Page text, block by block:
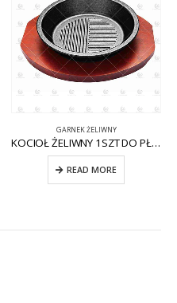
GARNEK ŻELIWNY
KOCIOŁ ŻELIWNY 1SZT DO PŁYTY INDUKCYJNEJ CW-CI010
READ MORE